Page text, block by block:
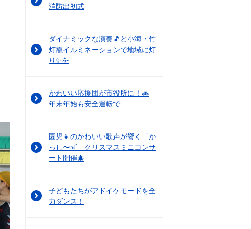
消防出初式
ダイナミックな演奏🎵と小海・竹
灯籠イルミネーションで地域に灯
り✨を
かわいい応援団が市役所に！🚗
年末年始も安全運転で
園児👧のかわいい歌声が響く「か
っし〜ず」クリスマスミニコンサ
ート開催🎄
子どもたちがアドイケモードを全
力ダンス！